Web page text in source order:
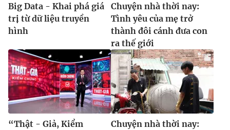
Big Data - Khai phá giá
trị từ dữ liệu truyền
hình
Chuyện nhà thời nay:
Tình yêu của mẹ trở
thành đôi cánh đưa con
ra thế giới
“Thật - Giả, Kiểm
Chuyện nhà thời nay: